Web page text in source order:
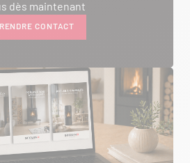
dès maintenant
CONTACT